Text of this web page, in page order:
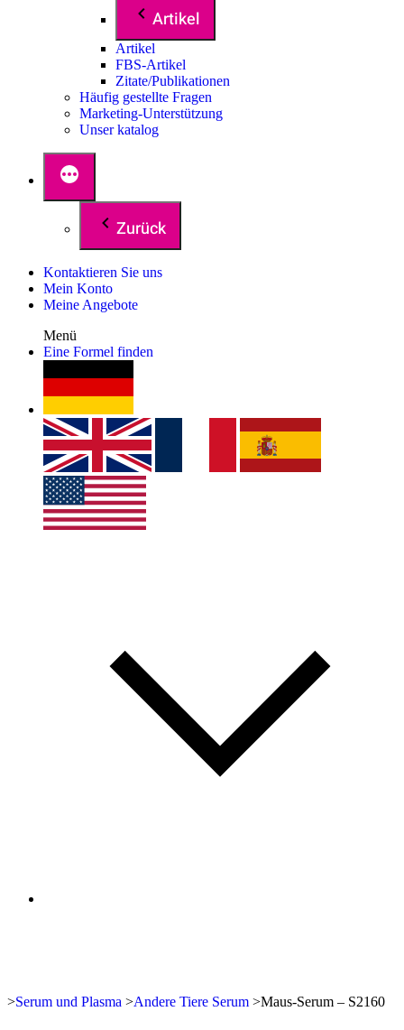
Artikel
Artikel
FBS-Artikel
Zitate/Publikationen
Häufig gestellte Fragen
Marketing-Unterstützung
Unser katalog
Zurück
Kontaktieren Sie uns
Mein Konto
Meine Angebote
Menü
Eine Formel finden
>Serum und Plasma >Andere Tiere Serum >Maus-Serum – S2160